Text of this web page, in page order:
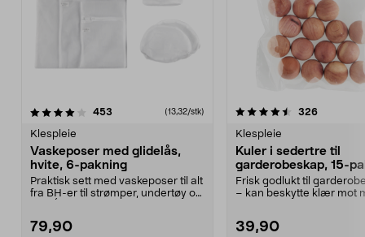
453 anmeldelser(13,32/stk)
Klespleie
Vaskeposer med glidelås,
hvite, 6-pakning
Praktisk sett med vaskeposer til alt
fra BH-er til strømper, undertøy og
79,90
4.5 av 5 stjerner 326
Klespleie
Kuler i sedertre til
garderobeskap, 15-
Frisk godlukt til
– kan beskytte klær mot
39,90
4.0 av 5 stjerner